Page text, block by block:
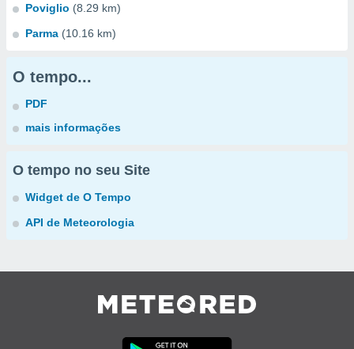
Poviglio (8.29 km)
Parma (10.16 km)
O tempo...
PDF
mais informações
O tempo no seu Site
Widget de O Tempo
API de Meteorologia